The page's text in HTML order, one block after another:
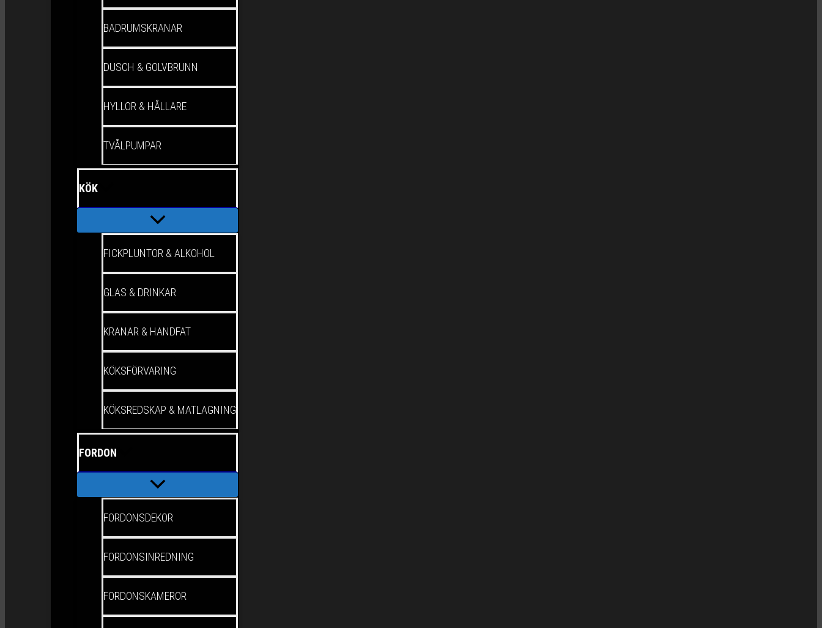
BADRUMSKRANAR
DUSCH & GOLVBRUNN
HYLLOR & HÅLLARE
TVÅLPUMPAR
KÖK
FICKPLUNTOR & ALKOHOL
GLAS & DRINKAR
KRANAR & HANDFAT
KÖKSFÖRVARING
KÖKSREDSKAP & MATLAGNING
FORDON
FORDONSDEKOR
FORDONSINREDNING
FORDONSKAMEROR